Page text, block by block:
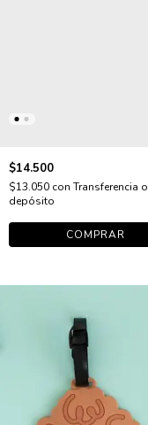
$14.500
$13.050 con Transferencia o
depósito